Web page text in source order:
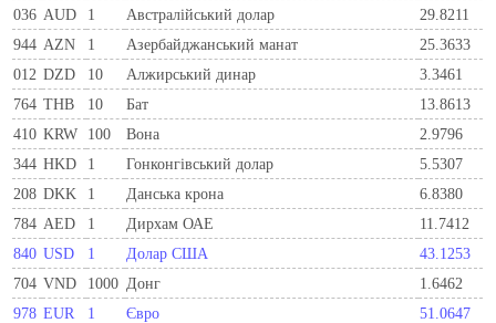
036 AUD 1 Австралійський долар
29.8211
944 AZN 1 Азербайджанський манат
25.3633
012 DZD 10 Алжирський динар
3.3461
764 THB 10 Бат
13.8613
410 KRW 100 Вона
2.9796
344 HKD 1 Гонконгівський долар
5.5307
208 DKK 1 Данська крона
6.8380
784 AED 1 Дирхам ОАЕ
11.7412
840 USD 1 Долар США
43.1253
704 VND 1000 Донг
1.6462
978 EUR 1 Євро
51.0647